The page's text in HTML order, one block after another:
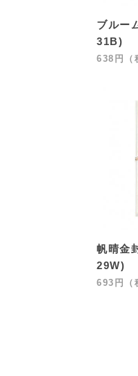
ブルー
31B)
638円（
帆晴金
29W)
693円（